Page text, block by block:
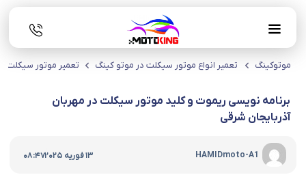
موتوکینگ تعمیر انواع موتور سیکلت در موتو کینگ تعمیر موتور سیکلت
برنامه نویسی ریموت و کلید موتور سیکلت در مهربان
آذربایجان شرقی
HAMIDmoto-A1 13 فوریه 2025 |
08:47